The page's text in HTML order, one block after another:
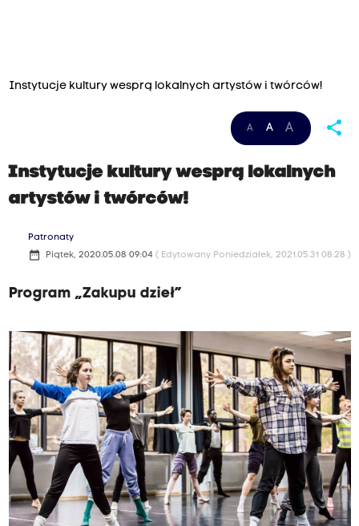
Instytucje kultury wesprą lokalnych artystów i twórców!
A A A share
Instytucje kultury wesprą lokalnych
artystów i twórców!
Patronaty
date_range Piątek, 2020.05.08 09:04 ( Edytowany Poniedziałek, 2021.05.31 08:28 )
Program „Zakupu dzieł”